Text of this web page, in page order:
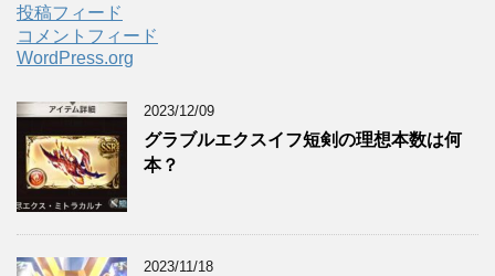
投稿フィード
コメントフィード
WordPress.org
2023/12/09
グラブルエクスイフ短剣の理想本数は何
本？
2023/11/18